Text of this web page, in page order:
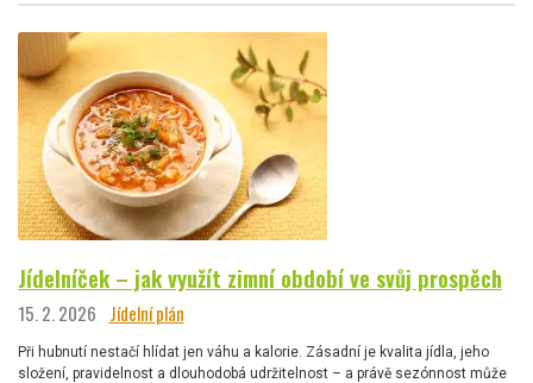
Jídelníček – jak využít zimní období ve svůj prospěch
15. 2. 2026 Jídelní plán
Při hubnutí nestačí hlídat jen váhu a kalorie. Zásadní je kvalita jídla, jeho
složení, pravidelnost a dlouhodobá udržitelnost – a právě sezónnost může